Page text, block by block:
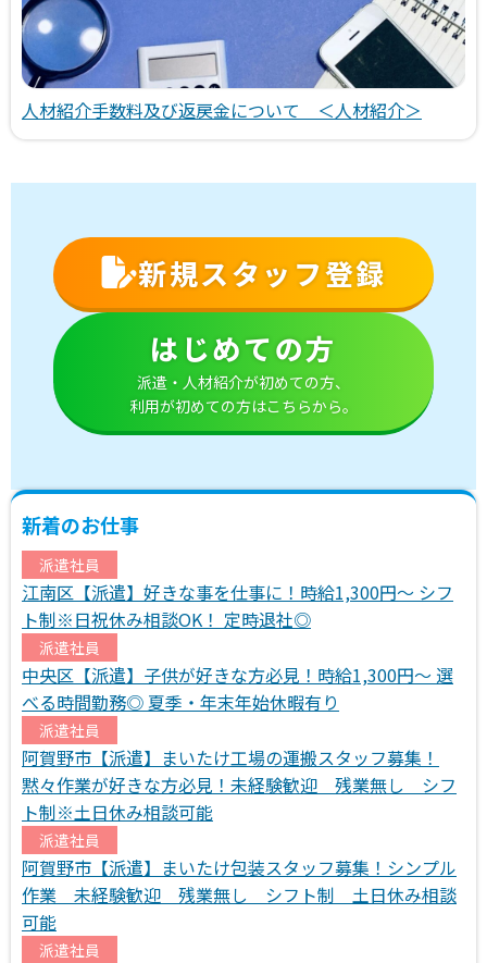
人材紹介手数料及び返戻金について ＜人材紹介＞
新規スタッフ登録
はじめての方
派遣・人材紹介が初めての方、
利用が初めての方はこちらから。
新着のお仕事
派遣社員
江南区【派遣】好きな事を仕事に！時給1,300円～ シフ
ト制※日祝休み相談OK！ 定時退社◎
派遣社員
中央区【派遣】子供が好きな方必見！時給1,300円～ 選
べる時間勤務◎ 夏季・年末年始休暇有り
派遣社員
阿賀野市【派遣】まいたけ工場の運搬スタッフ募集！
黙々作業が好きな方必見！未経験歓迎 残業無し シフ
ト制※土日休み相談可能
派遣社員
阿賀野市【派遣】まいたけ包装スタッフ募集！シンプル
作業 未経験歓迎 残業無し シフト制 土日休み相談
可能
派遣社員